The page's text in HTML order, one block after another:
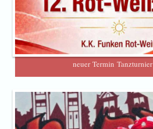
neuer Termin Tanzturnier